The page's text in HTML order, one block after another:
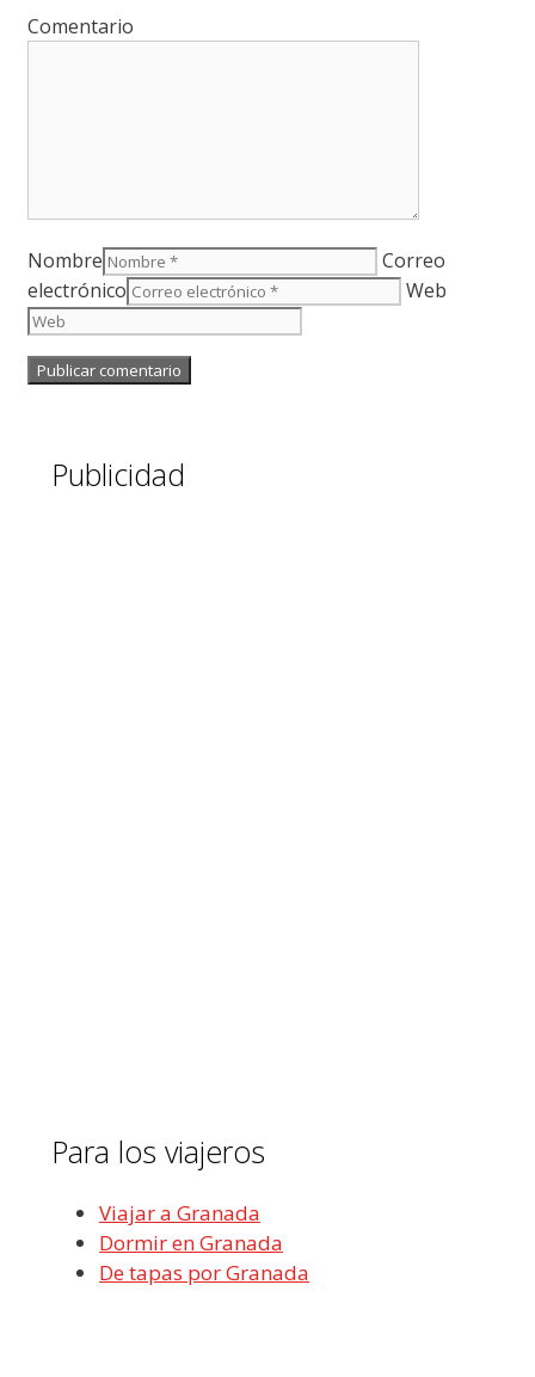
Comentario
Nombre
Correo
electrónico
Web
Publicidad
Para los viajeros
Viajar a Granada
Dormir en Granada
De tapas por Granada